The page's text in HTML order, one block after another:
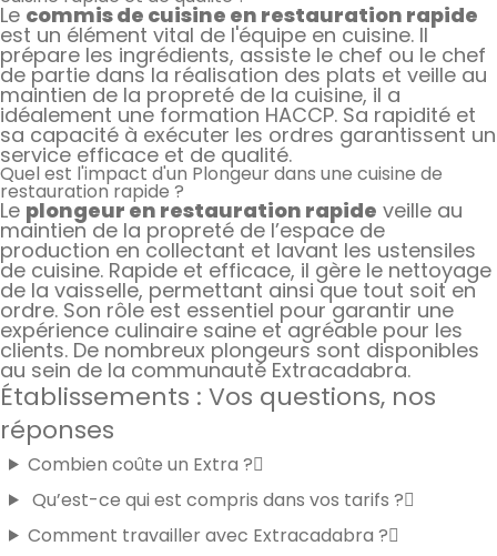
Le commis de cuisine en restauration rapide
est un élément vital de l'équipe en cuisine. Il
prépare les ingrédients, assiste le chef ou le chef
de partie dans la réalisation des plats et veille au
maintien de la propreté de la cuisine, il a
idéalement une formation HACCP. Sa rapidité et
sa capacité à exécuter les ordres garantissent un
service efficace et de qualité.
Quel est l'impact d'un Plongeur dans une cuisine de
restauration rapide ?
Le plongeur en restauration rapide veille au
maintien de la propreté de l’espace de
production en collectant et lavant les ustensiles
de cuisine. Rapide et efficace, il gère le nettoyage
de la vaisselle, permettant ainsi que tout soit en
ordre. Son rôle est essentiel pour garantir une
expérience culinaire saine et agréable pour les
clients. De nombreux plongeurs sont disponibles
au sein de la communauté Extracadabra.
Établissements : Vos questions, nos
réponses
Combien coûte un Extra ?
Qu’est-ce qui est compris dans vos tarifs ?
Comment travailler avec Extracadabra ?